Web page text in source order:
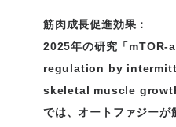
筋肉成長促進効果：
2025年の研究「
regulation by
skeletal muscle
では、オートファジーが